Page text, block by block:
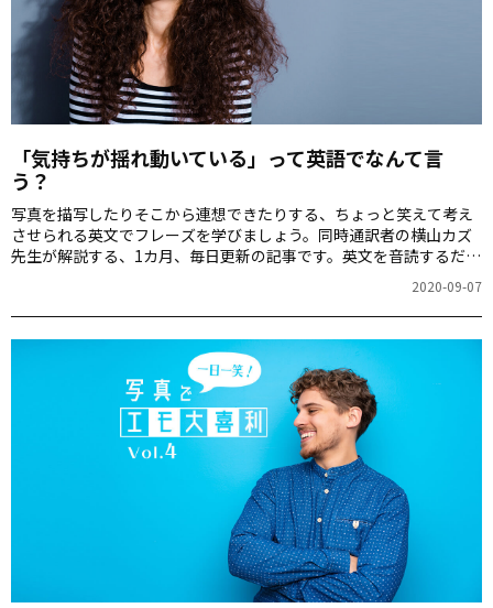
「気持ちが揺れ動いている」って英語でなんて言
う？
写真を描写したりそこから連想できたりする、ちょっと笑えて考え
させられる英文でフレーズを学びましょう。同時通訳者の横山カズ
先生が解説する、1カ月、毎日更新の記事です。英文を音読するだけ
でも、スピーキング力が上がりますよ！第5回のお題は「水辺の女
2020-09-07